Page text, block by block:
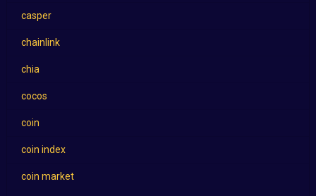
casper
chainlink
chia
cocos
coin
coin index
coin market